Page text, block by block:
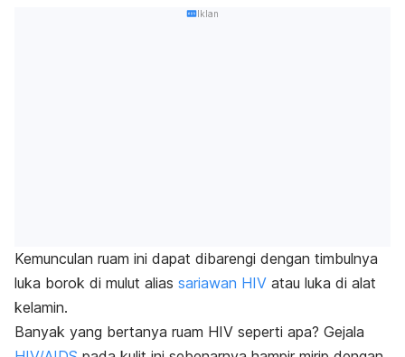
Iklan
Kemunculan ruam ini dapat dibarengi dengan timbulnya
luka borok di mulut alias sariawan HIV atau luka di alat
kelamin.
Banyak yang bertanya ruam HIV seperti apa? Gejala